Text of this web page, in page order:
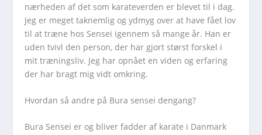
nærheden af det som karateverden er blevet til i dag.
Jeg er meget taknemlig og ydmyg over at have fået lov
til at træne hos Sensei igennem så mange år. Han er
uden tvivl den person, der har gjort størst forskel i
mit træningsliv. Jeg har opnået en viden og erfaring
der har bragt mig vidt omkring.
Hvordan så andre på Bura sensei dengang?
Bura Sensei er og bliver fadder af karate i Danmark